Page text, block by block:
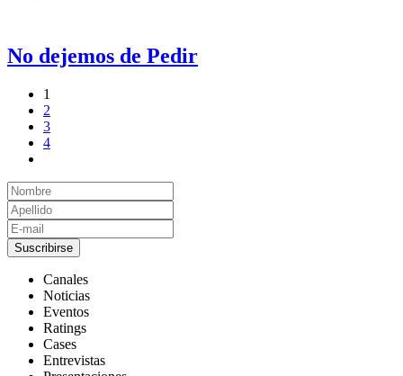
No dejemos de Pedir
1
2
3
4
Suscribirse
Canales
Noticias
Eventos
Ratings
Cases
Entrevistas